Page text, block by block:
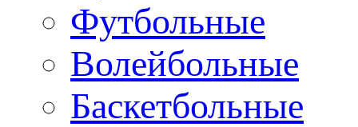
Футбольные
Волейбольные
Баскетбольные